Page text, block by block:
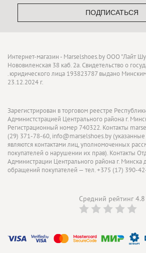
ПОДПИСАТЬСЯ
Интернет-магазин - Marselshoes.by ООО "Лайт
Нововиленская 38 каб. 2а. Свидетельство о
.юридического лица 193823787 выдано
23.12.2024 г.
Зарегистрирован в торговом реестре
Администстрацией Центрального района г.
Регистрационный номер 740322. Контакты
(29) 371-78-60, info@marselshoes.by (указанные
являются контактами лиц, уполномоченных
покупателей о нарушении их прав). Контакты
Администрации Центрального района г. Минска
обращений покупателей — тел. +375 (17) 390-
Средний рейтинг 4.8